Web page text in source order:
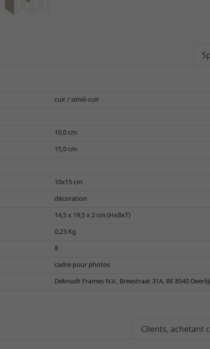
cuir / simili-cuir
10,0 cm
15,0 cm
10x15 cm
décoration
14,5 x 19,5 x 2 cm (HxBxT)
0,23 Kg
8
cadre pour photos
Deknudt Frames N.V., Breestraat 31A, BE 8540
Clients, achetant